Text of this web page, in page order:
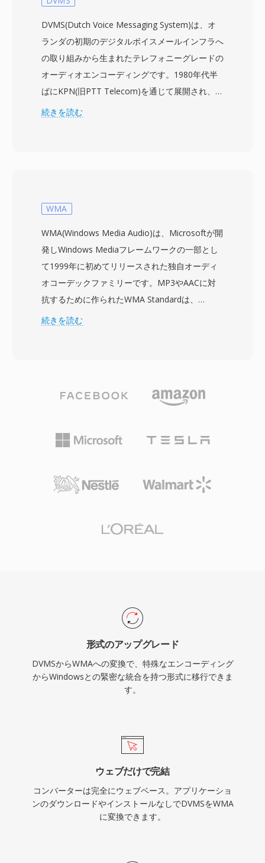
DVMS(Dutch Voice Messaging System)は、オ
ランダの初期のデジタルボイスメールインフラへ
の取り組みから生まれたテレフォニーグレードの
オーディオエンコーディングです。1980年代半
ばにKPN(旧PTT Telecom)を通じて展開され、こ
の形式はモノラルの音声データを狭い8 kHzサン
えます。各ファイルにはサンプルレート、圧縮タ
ッダーがあり、初期のPBXやボイスメールシステ
ムでの自動ルーティングを簡単にしました。
DVMSはオランダのテレコム界の外では普及しま
せんでしたが、欧州のキャリアが後のボイスメッ
セージングプロトコルを設計する方法に影響を与
えました。SoXやいくつかのレガシーテレフォニ
て、極めて小さなファイルサイズ(1分間のメッセ
ージが約60 KB)、積極的な圧縮にもかかわらず
簡単に解析できるシンプルなコンテナレイアウト
続きを読む
WMA
WMA(Windows Media Audio)は、Microsoftが開
発しWindows Mediaフレームワークの一部とし
て1999年に初めてリリースされた独自オーディ
オコーデックファミリーです。MP3やAACに対
抗するために作られたWMA Standardは、
Microsoftが64 kbpsという低いビットレートで
ドとハイレゾオーディオ用のWMA
圧縮用のWMA Lossless、非常に低いビットレー
トでの音声コンテンツに最適化されたWMA
Media Player、Zuneエコシステムとの深い統合
ートはその時代のオンライン音楽ストアにとって
ポートはFFmpegやGStreamerなどのライブラリ
を通じて改善されましたが、Microsoft以外のデ
バイスではWMAはMP3やAACほど普遍的に互換
性がありません。この形式はレガシーメディアラ
イブラリにまだ見られますが、ストリーミングや
ポータブル使用には新しいコーデックが大部分で
続きを読む
形式のアップグレード
DVMSからWMAへの変換で、特殊なエンコーディング
からWindowsとの緊密な統合を持つ形式に移行できま
す。
ウェブだけで完結
コンバーターは完全にウェブベース。アプリケーショ
ンのダウンロードやインストールなしでDVMSをWMA
に変換できます。